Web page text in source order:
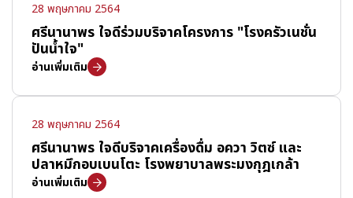
28 พฤษภาคม 2564
ศรีนานาพร ใจดีร่วมบริจาคโครงการ "โรงครัวเนชั่น
ปันน้ำใจ"
อ่านเพิ่มเติม
28 พฤษภาคม 2564
ศรีนานาพร ใจดีบริจาคเครื่องดื่ม อควา วิตซ์ และ
ปลาหมึกอบเบนโตะ โรงพยาบาลพระมงกุฎเกล้า
อ่านเพิ่มเติม